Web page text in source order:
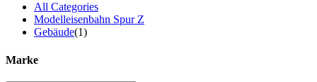
All Categories
Modelleisenbahn Spur Z
Gebäude(1)
Marke